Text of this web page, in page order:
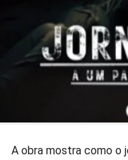
A obra mostra como o